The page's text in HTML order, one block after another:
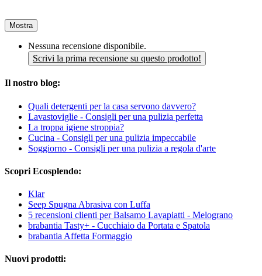
Mostra
Nessuna recensione disponibile.
Scrivi la prima recensione su questo prodotto!
Il nostro blog:
Quali detergenti per la casa servono davvero?
Lavastoviglie - Consigli per una pulizia perfetta
La troppa igiene stroppia?
Cucina - Consigli per una pulizia impeccabile
Soggiorno - Consigli per una pulizia a regola d'arte
Scopri Ecosplendo:
Klar
Seep Spugna Abrasiva con Luffa
5 recensioni clienti per Balsamo Lavapiatti - Melograno
brabantia Tasty+ - Cucchiaio da Portata e Spatola
brabantia Affetta Formaggio
Nuovi prodotti: